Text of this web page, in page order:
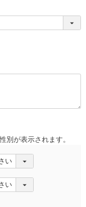
別が表示されます。